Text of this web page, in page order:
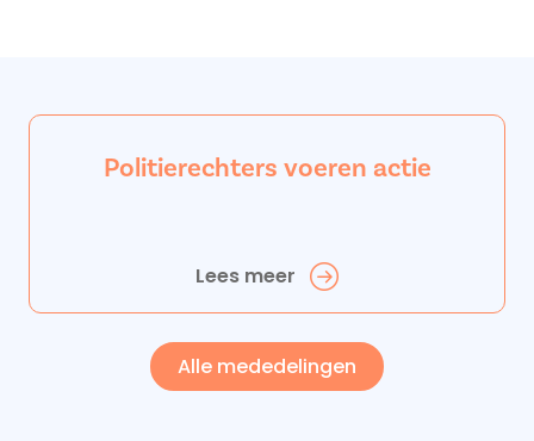
Politierechters voeren actie
Lees meer
Alle mededelingen